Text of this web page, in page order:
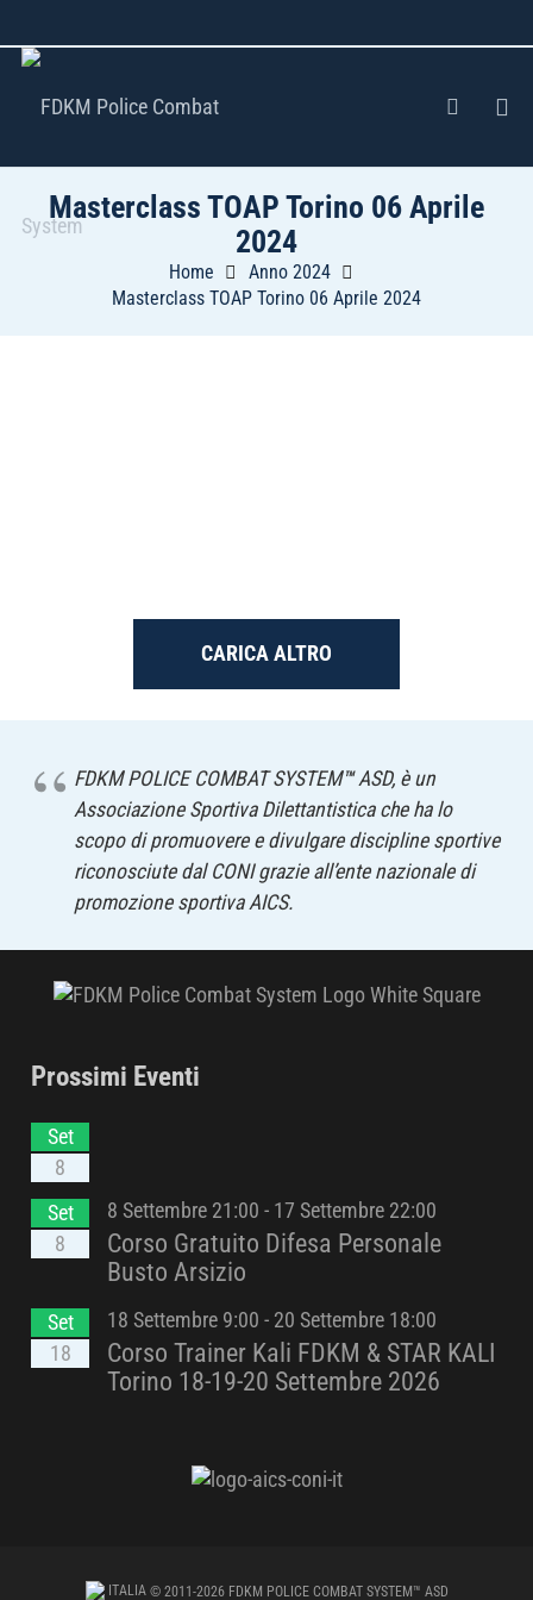
Masterclass TOAP Torino 06 Aprile
2024
Home
Anno 2024
Masterclass TOAP Torino 06 Aprile 2024
CARICA ALTRO
FDKM POLICE COMBAT SYSTEM™ASD, è un
Associazione Sportiva Dilettantistica che ha lo
scopo di promuovere e divulgare discipline sportive
riconosciute dal CONI grazie all’ente nazionale di
promozione sportiva AICS.
Prossimi Eventi
Set
8
Set
8
8 Settembre 21:00 - 17 Settembre 22:00
Corso Gratuito Difesa Personale
Busto Arsizio
Set
18
18 Settembre 9:00 - 20 Settembre 18:00
Corso Trainer Kali FDKM & STAR KALI
Torino 18-19-20 Settembre 2026
ITALIA© 2011-2026 FDKM POLICE COMBAT SYSTEM™ ASD